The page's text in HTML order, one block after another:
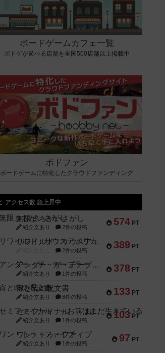
ボードゲームカフェ一覧
ボドゲが遊べる店舗を全国500店舗以上掲載中
ボドファン
ボードゲームに特化したクラウドファンディング
アクセス数 急上昇中
574 PT
無限まちがいさがし
紹介文あり 2件の投稿
389 PT
リワイルド：サウスアメリカ
2件の投稿
378 PT
アンダー・ザ・テーブラー
紹介文あり 1件の投稿
133 PT
宵と暁の呪文書
紹介文あり 8件の投稿
103 PT
セミファイナル ～お前はまだ生きている～
紹介文あり 1件の投稿
97 PT
ワン・トゥ・ファイブ
紹介文あり 1件の投稿